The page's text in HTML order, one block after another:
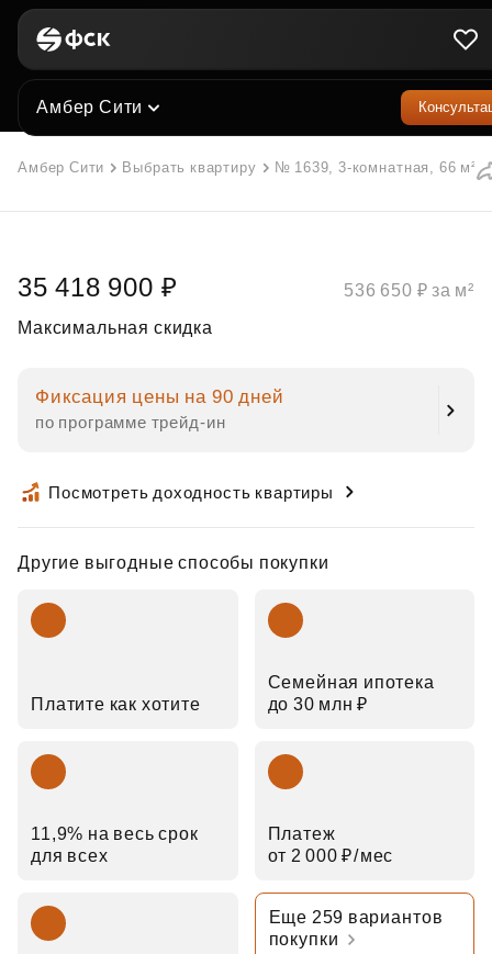
Амбер Сити
Амбер Сити Выбрать квартиру № 1639, 3-комнатная, 66 м²
35 418 900 ₽
Максимальная скидка
Фиксация цены на 90 дней
по программе трейд‑ин
Посмотреть доходность квартиры
Другие выгодные способы покупки
Платите как хотите
Семейная ипотека
до 30 млн ₽
11,9% на весь срок
для всех
Платеж
от 2 000 ₽⁠/⁠мес
Еще 259 вариантов
покупки
536 650 ₽ за м²